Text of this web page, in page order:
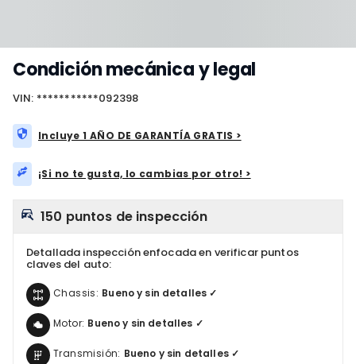
Condición mecánica y legal
VIN: ***********092398
Incluye 1 AÑO DE GARANTÍA GRATIS >
¡Si no te gusta, lo cambias por otro! >
150 puntos de inspección
Detallada inspección enfocada en verificar puntos
claves del auto:
Chassis: Bueno y sin detalles ✓
Motor: Bueno y sin detalles ✓
Transmisión: Bueno y sin detalles ✓